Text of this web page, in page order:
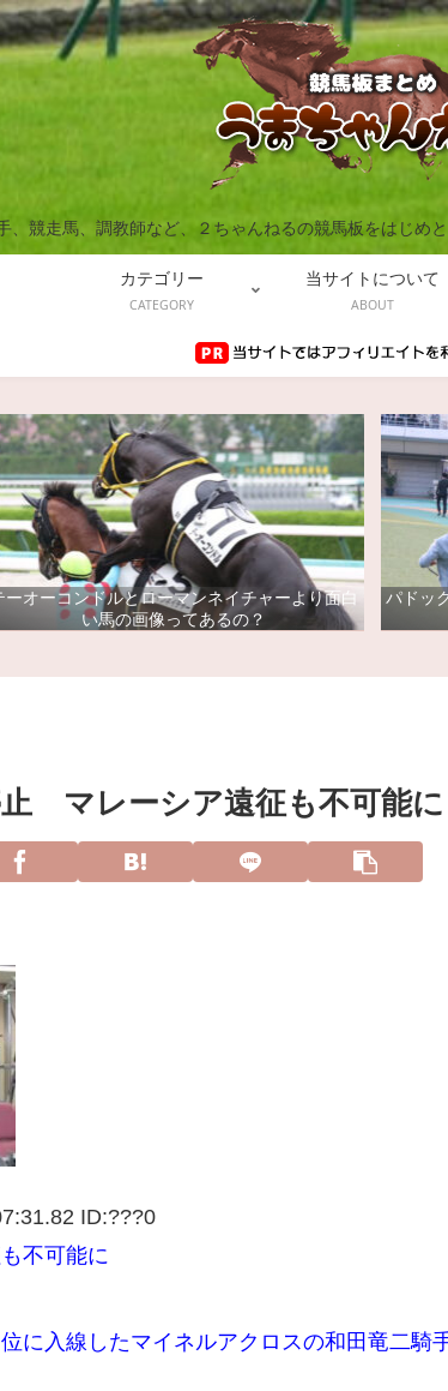
、競走馬、調教師など、２ちゃんねるの競馬板をはじめ
カテゴリー
CATEGORY
当サイトについて
ABOUT
ーオーコンドルとローマンネイチャーより面白
い馬の画像ってあるの？
パドッ
マレーシア遠征も不可能に
ID:???0
不可能に
に入線したマイネルアクロスの和田竜二騎